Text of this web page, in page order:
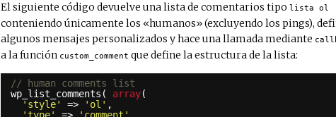
El siguiente código devuelve una lista de comentarios tipo lista ol
conteniendo únicamente los «humanos» (excluyendo los pings),
algunos mensajes personalizados y hace una llamada mediante
a la función custom_comment que define la estructura de la lista:
// human comments list
wp_list_comments( array(
'style'
=> 'ol' ,